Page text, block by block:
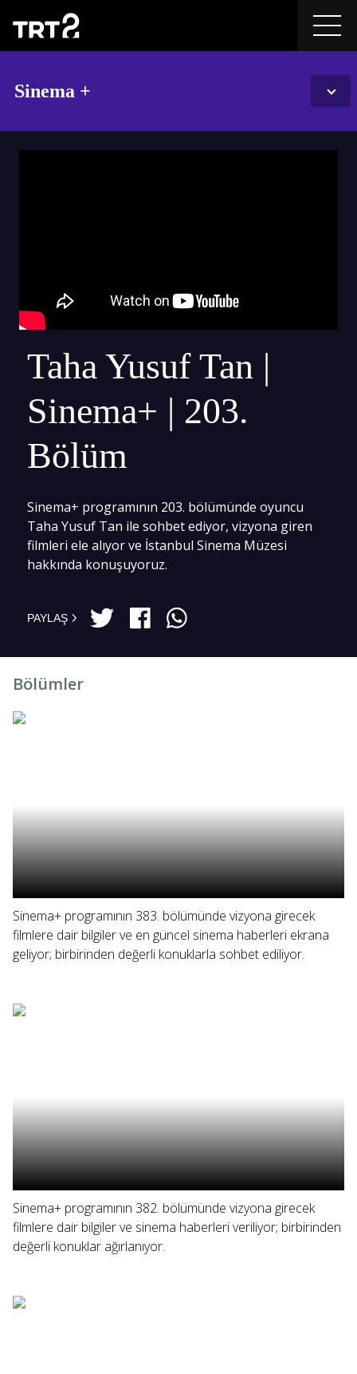
Sinema +
Taha Yusuf Tan |
Sinema+ | 203.
Bölüm
Sinema+ programının 203. bölümünde oyuncu
Taha Yusuf Tan ile sohbet ediyor, vizyona giren
filmleri ele alıyor ve İstanbul Sinema Müzesi
hakkında konuşuyoruz.
PAYLAŞ
Bölümler
Sinema+ programının 383. bölümünde vizyona girecek
filmlere dair bilgiler ve en güncel sinema haberleri ekrana
geliyor; birbirinden değerli konuklarla sohbet ediliyor.
Sinema+ programının 382. bölümünde vizyona girecek
filmlere dair bilgiler ve sinema haberleri veriliyor; birbirinden
değerli konuklar ağırlanıyor.